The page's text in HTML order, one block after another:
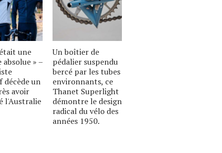
une
absolue » –
un
avoir
l'Australie
Un boîtier de
pédalier suspendu
bercé par les tubes
environnants, ce
Thanet Superlight
démontre le design
radical du vélo des
années 1950.